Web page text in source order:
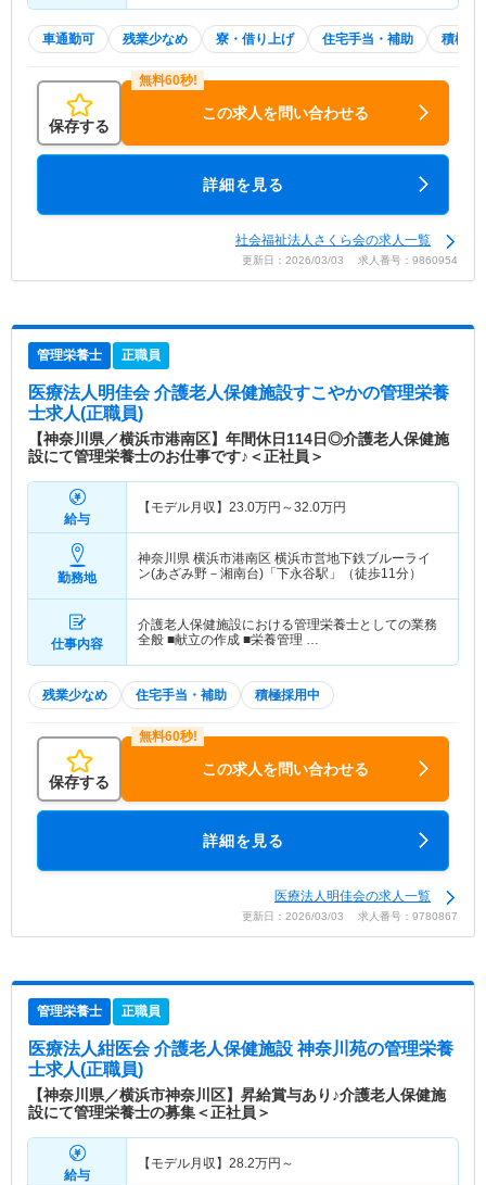
車通勤可 残業少なめ 寮・借り上げ 住宅手当・補助 積極採
保存する
この求人を問い合わせる
詳細を見る
社会福祉法人さくら会の求人一覧
更新日：2026/03/03 求人番号：9860954
管理栄養士 正職員
医療法人明佳会 介護老人保健施設すこやかの管理栄養
士求人(正職員)
【神奈川県／横浜市港南区】年間休日114日◎介護老人保健施
設にて管理栄養士のお仕事です♪＜正社員＞
給与
【モデル月収】 23.0万円～32.0万円
勤務地
神奈川県 横浜市港南区 横浜市営地下鉄ブルーライ
ン(あざみ野－湘南台)「下永谷駅」（徒歩11分）
仕事内容
介護老人保健施設における管理栄養士としての業務
全般 ■献立の作成 ■栄養管理 …
残業少なめ 住宅手当・補助 積極採用中
保存する
この求人を問い合わせる
詳細を見る
医療法人明佳会の求人一覧
更新日：2026/03/03 求人番号：9780867
管理栄養士 正職員
医療法人紺医会 介護老人保健施設 神奈川苑の管理栄養
士求人(正職員)
【神奈川県／横浜市神奈川区】昇給賞与あり♪介護老人保健施
設にて管理栄養士の募集＜正社員＞
給与
【モデル月収】 28.2万円～